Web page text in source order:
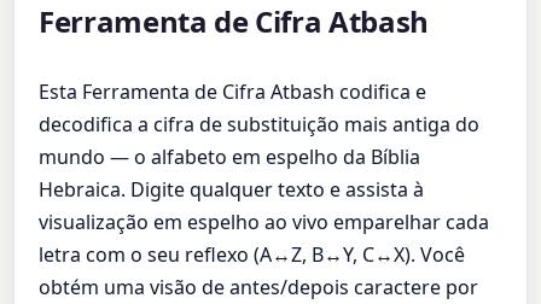
Ferramenta de Cifra Atbash
Esta Ferramenta de Cifra Atbash codifica e
decodifica a cifra de substituição mais antiga do
mundo — o alfabeto em espelho da Bíblia
Hebraica. Digite qualquer texto e assista à
visualização em espelho ao vivo emparelhar cada
letra com o seu reflexo (A↔Z, B↔Y, C↔X). Você
obtém uma visão de antes/depois caractere por